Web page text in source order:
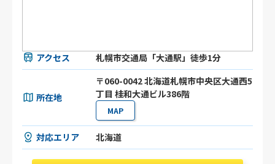
アクセス 札幌市交通局「大通駅」徒歩1分
所在地
〒060-0042 北海道札幌市中央区大通西5
丁目 桂和大通ビル386階
MAP
対応エリア 北海道